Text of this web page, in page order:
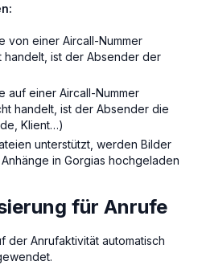
von einer Aircall-Nummer
handelt, ist der Absender der
auf einer Aircall-Nummer
handelt, ist der Absender die
Klient…)
unterstützt, werden Bilder
in Gorgias hochgeladen
für Anrufe
der Anrufaktivität automatisch